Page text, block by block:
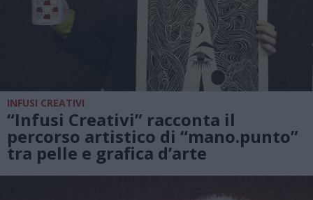
INFUSI CREATIVI
“Infusi Creativi” racconta il
percorso artistico di “mano.punto”
tra pelle e grafica d’arte